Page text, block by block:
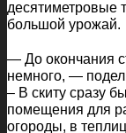
десятиметровые
большой урожай.
— До окончания
немного, —
– В скиту сразу
помещения для
огороды, в